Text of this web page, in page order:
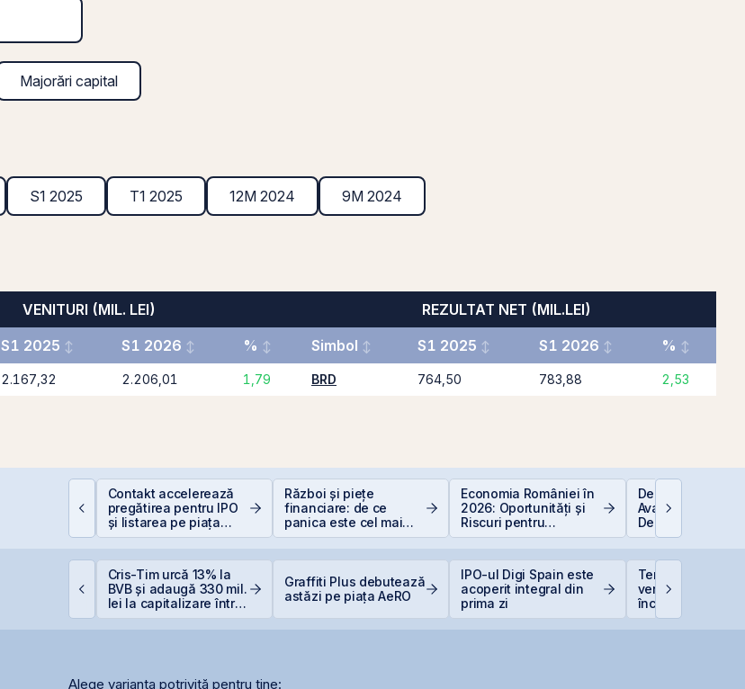
Majorări capital
S1 2025 T1 2025 12M 2024 9M 2024
VENITURI (MIL. LEI)
REZULTAT NET (MIL.LEI)
S1 2025 S1 2026 % Simbol S1 2025 S1 2026 %
2.167,32 2.206,01 1,79 BRD 764,50 783,88 2,53
Contakt accelerează
pregătirea pentru IPO
și listarea pe piața
AeRO a BVB
Război și piețe
financiare: de ce
panica este cel mai
scump sfat
Economia României în
2026: Oportunități și
Riscuri pentru
Investitori
Depozitele
Avantaje și
Dezavantaje
Cris-Tim urcă 13% la
BVB și adaugă 330 mil.
lei la capitalizare într-o
Graffiti Plus debutează
astăzi pe piața AeRO
IPO-ul Digi Spain este
acoperit integral din
prima zi
TeraPlast își
veniturile cu 4%,
încheie primul
semestru cu o
Alege varianta potrivită pentru tine: